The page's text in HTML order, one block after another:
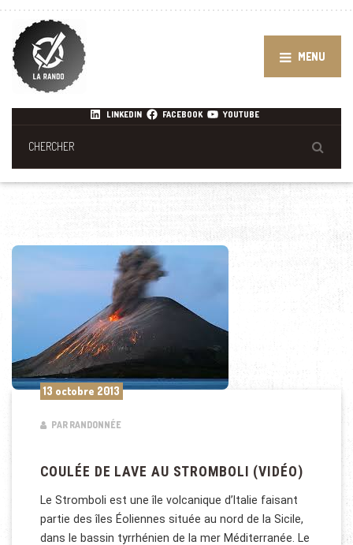
MENU
LINKEDIN FACEBOOK YOUTUBE
13 octobre 2013
PAR RANDONNÉE
COULÉE DE LAVE AU STROMBOLI (VIDÉO)
Le Stromboli est une île volcanique d’Italie faisant
partie des îles Éoliennes située au nord de la Sicile,
dans le bassin tyrrhénien de la mer Méditerranée. Le